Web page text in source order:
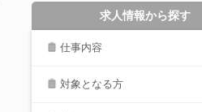
求人情報から探す
仕事内容
対象となる方